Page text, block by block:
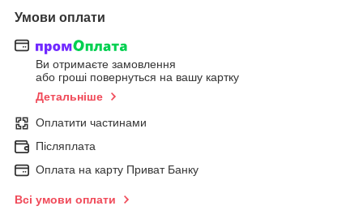
Умови оплати
Ви отримаєте замовлення
або гроші повернуться на вашу картку
Детальніше
Оплатити частинами
Післяплата
Оплата на карту Приват Банку
Всі умови оплати